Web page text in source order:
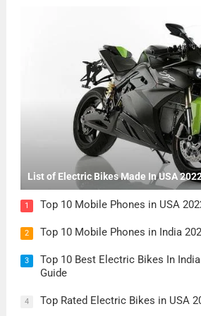
List of Electric Bikes Made In USA
1 Top 10 Mobile Phones in USA
2 Top 10 Mobile Phones in India
3
Top 10 Best Electric Bikes In
Guide
4 Top Rated Electric Bikes in USA